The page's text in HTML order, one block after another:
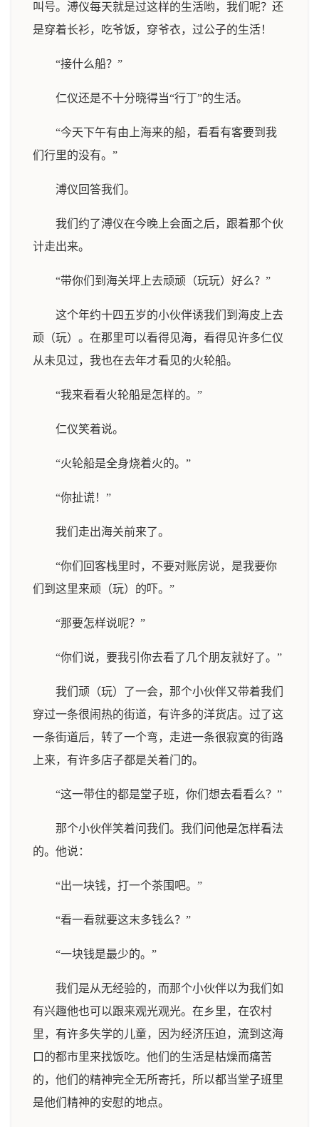
叫号。溥仪每天就是过这样的生活哟，我们呢？还
是穿着长衫，吃爷饭，穿爷衣，过公子的生活！
“接什么船？”
仁仪还是不十分晓得当“行丁”的生活。
“今天下午有由上海来的船，看看有客要到我
们行里的没有。”
溥仪回答我们。
我们约了溥仪在今晚上会面之后，跟着那个伙
计走出来。
“带你们到海关坪上去顽顽（玩玩）好么？”
这个年约十四五岁的小伙伴诱我们到海皮上去
顽（玩）。在那里可以看得见海，看得见许多仁仪
从未见过，我也在去年才看见的火轮船。
“我来看看火轮船是怎样的。”
仁仪笑着说。
“火轮船是全身烧着火的。”
“你扯谎！”
我们走出海关前来了。
“你们回客栈里时，不要对账房说，是我要你
们到这里来顽（玩）的吓。”
“那要怎样说呢？”
“你们说，要我引你去看了几个朋友就好了。”
我们顽（玩）了一会，那个小伙伴又带着我们
穿过一条很闹热的街道，有许多的洋货店。过了这
一条街道后，转了一个弯，走进一条很寂寞的街路
上来，有许多店子都是关着门的。
“这一带住的都是堂子班，你们想去看看么？”
那个小伙伴笑着问我们。我们问他是怎样看法
的。他说：
“出一块钱，打一个茶围吧。”
“看一看就要这末多钱么？”
“一块钱是最少的。”
我们是从无经验的，而那个小伙伴以为我们如
有兴趣他也可以跟来观光观光。在乡里，在农村
里，有许多失学的儿童，因为经济压迫，流到这海
口的都市里来找饭吃。他们的生活是枯燥而痛苦
的，他们的精神完全无所寄托，所以都当堂子班里
是他们精神的安慰的地点。